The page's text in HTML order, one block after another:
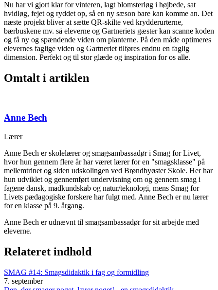
Nu har vi gjort klar for vinteren, lagt blomsterløg i højbede, sat
hvidløg, fejet og ryddet op, så en ny sæson bare kan komme an. Det
næste projekt bliver at sætte QR-skilte ved krydderurterne,
bærbuskene mv. så eleverne og Gartneriets gæster kan scanne koden
og få ny og spændende viden om planterne. På den måde optimeres
elevernes faglige viden og Gartneriet tilføres endnu en faglig
dimension. Perfekt og til stor glæde og inspiration for os alle.
Omtalt i artiklen
Anne Bech
Lærer
Anne Bech er skolelærer og smagsambassadør i Smag for Livet,
hvor hun gennem flere år har været lærer for en "smagsklasse" på
mellemtrinet og siden udskolingen ved Brøndbyøster Skole. Her har
hun udviklet og gennemført undervisning om og gennem smag i
fagene dansk, madkundskab og natur/teknologi, mens Smag for
Livets pædagogiske forskere har fulgt med. Anne Bech er nu lærer
for en klasse på 9. årgang.
Anne Bech er udnævnt til smagsambassadør for sit arbejde med
eleverne.
Relateret indhold
SMAG #14: Smagsdidaktik i fag og formidling
7. september